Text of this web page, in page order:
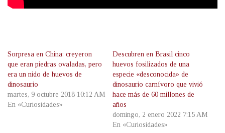
Sorpresa en China: creyeron
que eran piedras ovaladas, pero
era un nido de huevos de
dinosaurio
martes, 9 octubre 2018 10:12 AM
En «Curiosidades»
Descubren en Brasil cinco
huevos fosilizados de una
especie «desconocida» de
dinosaurio carnívoro que vivió
hace más de 60 millones de
años
domingo, 2 enero 2022 7:15 AM
En «Curiosidades»